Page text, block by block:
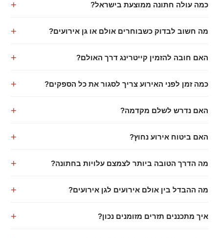
כמה עולה חתונה ממוצעת בישראל?
מה חשוב לבדוק כשבוחרים אולם או גן אירועים?
האם חובה להזמין קייטרינג דרך האולם?
כמה זמן לפני האירוע צריך לסגור את כל הספקים?
האם נדרש לשלם מקדמה?
האם ביטוח אירוע נחוץ?
מה הדרך הטובה ביותר לצמצם עלויות בחתונה?
מה ההבדל בין אולם אירועים לגן אירועים?
איך מתכננים תזרים מזומנים נכון?